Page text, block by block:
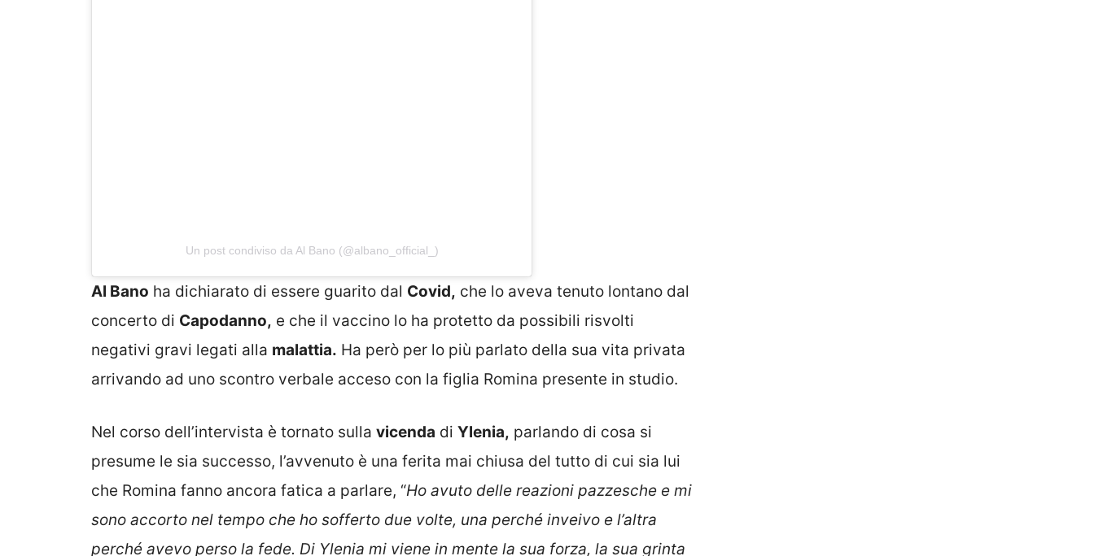
Un post condiviso da Al Bano (@albano_official_)
Al Bano ha dichiarato di essere guarito dal Covid, che lo aveva tenuto lontano dal
concerto di Capodanno, e che il vaccino lo ha protetto da possibili risvolti
negativi gravi legati alla malattia. Ha però per lo più parlato della sua vita privata
arrivando ad uno scontro verbale acceso con la figlia Romina presente in studio.
Nel corso dell’intervista è tornato sulla vicenda di Ylenia, parlando di cosa si
presume le sia successo, l’avvenuto è una ferita mai chiusa del tutto di cui sia lui
che Romina fanno ancora fatica a parlare, “Ho avuto delle reazioni pazzesche e mi
sono accorto nel tempo che ho sofferto due volte, una perché inveivo e l’altra
perché avevo perso la fede. Di Ylenia mi viene in mente la sua forza, la sua grinta